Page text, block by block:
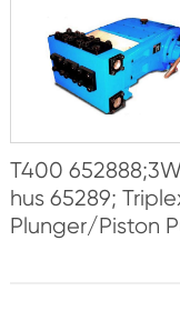
T400
hus 65289;
Plunger/Piston